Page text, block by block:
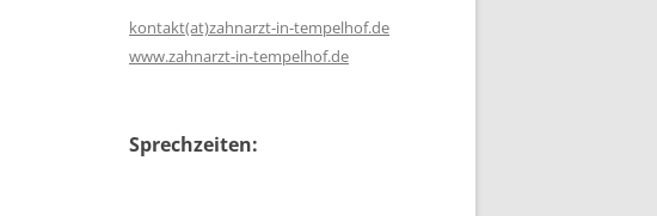
kontakt(at)zahnarzt-in-tempelhof.de
www.zahnarzt-in-tempelhof.de
Sprechzeiten: